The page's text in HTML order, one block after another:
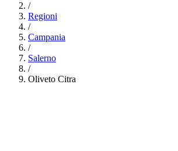
/
Regioni
/
Campania
/
Salerno
/
Oliveto Citra